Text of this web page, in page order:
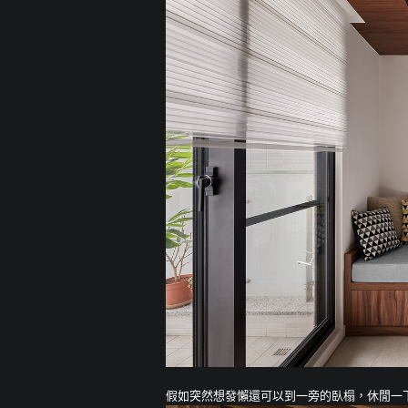
假如突然想發懶還可以到一旁的臥榻，休閒一